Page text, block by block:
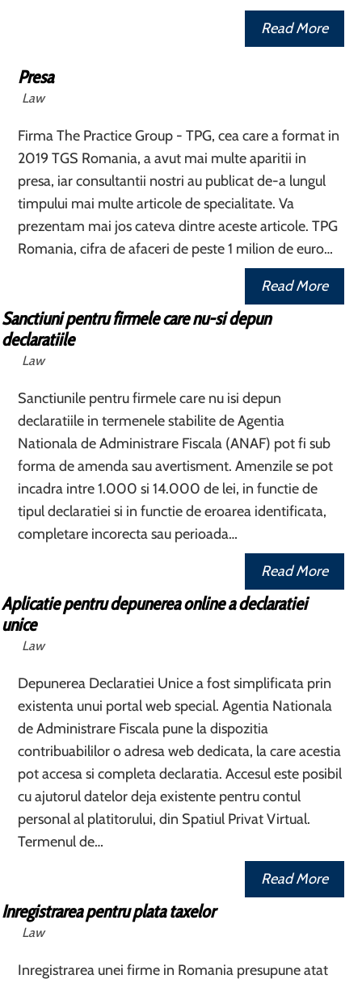
Read More
Presa
Law
Firma The Practice Group - TPG, cea care a format in
2019 TGS Romania, a avut mai multe aparitii in
presa, iar consultantii nostri au publicat de-a lungul
timpului mai multe articole de specialitate. Va
prezentam mai jos cateva dintre aceste articole. TPG
Romania, cifra de afaceri de peste 1 milion de euro…
Read More
Sanctiuni pentru firmele care nu-si depun
declaratiile
Law
Sanctiunile pentru firmele care nu isi depun
declaratiile in termenele stabilite de Agentia
Nationala de Administrare Fiscala (ANAF) pot fi sub
forma de amenda sau avertisment. Amenzile se pot
incadra intre 1.000 si 14.000 de lei, in functie de
tipul declaratiei si in functie de eroarea identificata,
completare incorecta sau perioada…
Read More
Aplicatie pentru depunerea online a declaratiei
unice
Law
Depunerea Declaratiei Unice a fost simplificata prin
existenta unui portal web special. Agentia Nationala
de Administrare Fiscala pune la dispozitia
contribuabililor o adresa web dedicata, la care acestia
pot accesa si completa declaratia. Accesul este posibil
cu ajutorul datelor deja existente pentru contul
personal al platitorului, din Spatiul Privat Virtual.
Termenul de…
Read More
Inregistrarea pentru plata taxelor
Law
Inregistrarea unei firme in Romania presupune atat